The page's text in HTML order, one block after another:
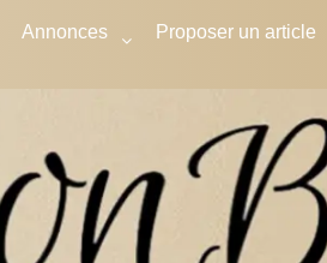
Annonces Proposer un article